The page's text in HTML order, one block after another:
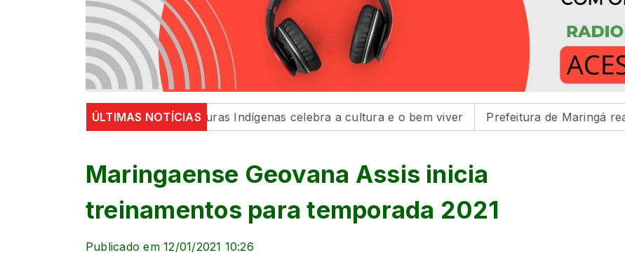
ÚLTIMAS NOTÍCIAS
Encontro com as Culturas Indígenas celebra a cultura e o bem viver Prefeitura de Maringá realiza três
Maringaense Geovana Assis inicia
treinamentos para temporada 2021
Publicado em 12/01/2021 10:26